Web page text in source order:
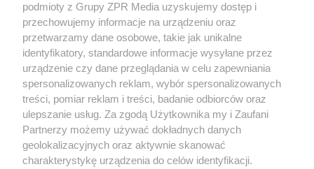
podmioty z Grupy ZPR Media uzyskujemy dostęp i
przechowujemy informacje na urządzeniu oraz
przetwarzamy dane osobowe, takie jak unikalne
identyfikatory, standardowe informacje wysyłane przez
urządzenie czy dane przeglądania w celu zapewniania
spersonalizowanych reklam, wybór spersonalizowanych
treści, pomiar reklam i treści, badanie odbiorców oraz
ulepszanie usług. Za zgodą Użytkownika my i Zaufani
Partnerzy możemy używać dokładnych danych
geolokalizacyjnych oraz aktywnie skanować
charakterystykę urządzenia do celów identyfikacji.